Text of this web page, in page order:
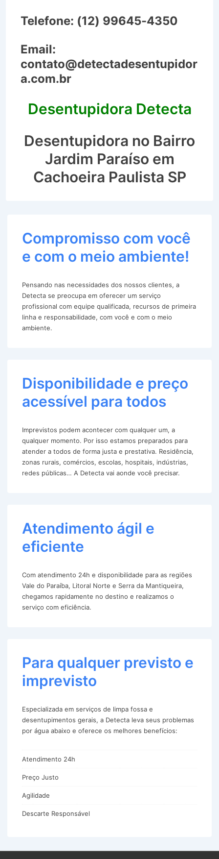
Telefone: (12) 99645-4350
Email:
contato@detectadesentupidor
a.com.br
Desentupidora Detecta
Desentupidora no Bairro
Jardim Paraíso em
Cachoeira Paulista SP
Compromisso com você
e com o meio ambiente!
Pensando nas necessidades dos nossos clientes, a
Detecta se preocupa em oferecer um serviço
profissional com equipe qualificada, recursos de primeira
linha e responsabilidade, com você e com o meio
ambiente.
Disponibilidade e preço
acessível para todos
Imprevistos podem acontecer com qualquer um, a
qualquer momento. Por isso estamos preparados para
atender a todos de forma justa e prestativa. Residência,
zonas rurais, comércios, escolas, hospitais, indústrias,
redes públicas… A Detecta vai aonde você precisar.
Atendimento ágil e
eficiente
Com atendimento 24h e disponibilidade para as regiões
Vale do Paraíba, Litoral Norte e Serra da Mantiqueira,
chegamos rapidamente no destino e realizamos o
serviço com eficiência.
Para qualquer previsto e
imprevisto
Especializada em serviços de limpa fossa e
desentupimentos gerais, a Detecta leva seus problemas
por água abaixo e oferece os melhores benefícios:
Atendimento 24h
Preço Justo
Agilidade
Descarte Responsável